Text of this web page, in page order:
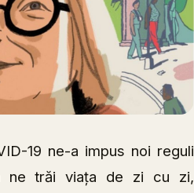
19 ne-a impus noi reguli
ne trăi viața de zi cu zi,